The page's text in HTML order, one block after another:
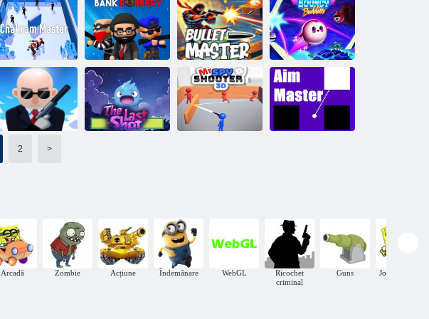
Scop
Shootout
gangsteri
Căutare laser
Maestru
Chakram
Shooter de
puzzle de
tâlhărie de bancă
Maestrul
gloanțelor
Buddies Bouncy
2 >
Arcadă Zombie Acțiune Îndemânare WebGL
Ricochet
criminal
Guns Jocuri online